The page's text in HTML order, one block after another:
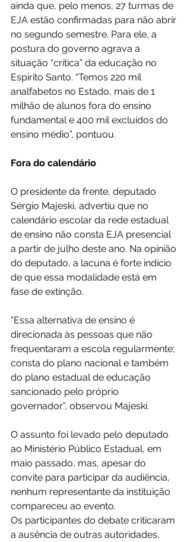
ainda que, pelo menos, 27 turmas de
EJA estão confirmadas para não abrir
no segundo semestre. Para ele, a
postura do governo agrava a
situação “crítica” da educação no
Espírito Santo. “Temos 220 mil
analfabetos no Estado, mais de 1
milhão de alunos fora do ensino
fundamental e 400 mil excluídos do
ensino médio”, pontuou.
Fora do calendário
O presidente da frente, deputado
Sérgio Majeski, advertiu que no
calendário escolar da rede estadual
de ensino não consta EJA presencial
a partir de julho deste ano. Na opinião
do deputado, a lacuna é forte indício
de que essa modalidade está em
fase de extinção.
“Essa alternativa de ensino é
direcionada às pessoas que não
frequentaram a escola regularmente;
consta do plano nacional e também
do plano estadual de educação
sancionado pelo próprio
governador”, observou Majeski.
O assunto foi levado pelo deputado
ao Ministério Público Estadual, em
maio passado, mas, apesar do
convite para participar da audiência,
nenhum representante da instituição
compareceu ao evento.
Os participantes do debate criticaram
a ausência de outras autoridades,